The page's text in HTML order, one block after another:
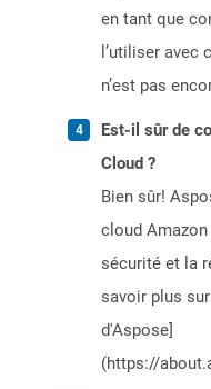
en tant que
l’utiliser avec
n’est pas
Est-il sûr de
Cloud ?
Bien sûr!
cloud
sécurité et la
savoir plus
d'Aspose]
(https://